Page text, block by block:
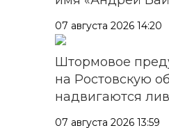
07 августа 2026 14:20
Штормовое
на Ростовскую
надвигаются
07 августа 2026 13:59